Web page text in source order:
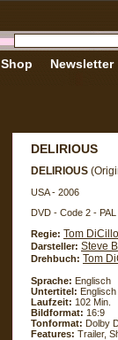
Shop Newsletter
DELIRIOUS
DELIRIOUS
USA - 2006
DVD - Code 2 - PAL
Regie: Tom DiCillo
Darsteller: Steve
Drehbuch: Tom
Sprache: Englisch
Untertitel:
Laufzeit: 102 Min.
Bildformat: 16:9
Tonformat: Dolby
Features: Trailer,